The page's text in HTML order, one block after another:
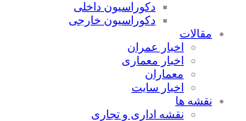
دکوراسیون داخلی
دکوراسیون خارجی
مقالات
اخبار عمران
اخبار معماری
معماران
اخبار سایت
نقشه ها
نقشه اداری و تجاری